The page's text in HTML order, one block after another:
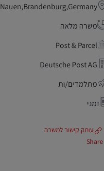
Nauen,Brandenburg,Germany
משרה מלאה
Post & Parcel
Deutsche Post AG
מתלמדים/ות
זמני
עותק קישור למשרה
Share